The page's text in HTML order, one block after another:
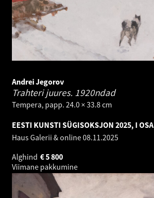
Andrei Jegorov
Trahteri juures. 1920ndad
Tempera, papp. 24.0 × 33.8 cm
EESTI KUNSTI SÜGISOKSJON 2025, I OSA
Haus Galerii & online08.11.2025
Alghind
5 800
€
Viimane pakkumine